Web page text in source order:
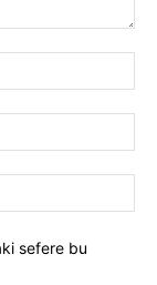
sefere bu